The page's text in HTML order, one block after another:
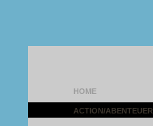
HOME
ACTION/ABENTEUER